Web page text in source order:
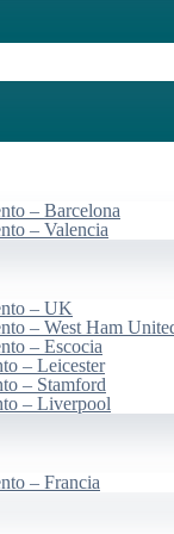
– Barcelona
– Valencia
– UK
– West Ham
– Escocia
– Leicester
– Stamford
– Liverpool
– Francia